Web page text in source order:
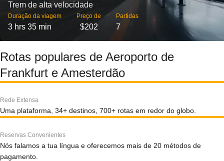
Trem de alta velocidade
Duração da viagem
3 hrs 35 min
Preço de
$202
Partidas
7
Rotas populares de Aeroporto de
Frankfurt e Amesterdão
Rede Extensa
Uma plataforma, 34+ destinos, 700+ rotas em redor do globo.
Reservas Convenientes
Nós falamos a tua língua e oferecemos mais de 20 métodos de
pagamento.